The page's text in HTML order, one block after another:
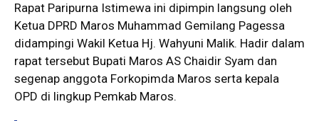
Rapat Paripurna Istimewa ini dipimpin langsung oleh
Ketua DPRD Maros Muhammad Gemilang Pagessa
didampingi Wakil Ketua Hj. Wahyuni Malik. Hadir dalam
rapat tersebut Bupati Maros AS Chaidir Syam dan
segenap anggota Forkopimda Maros serta kepala
OPD di lingkup Pemkab Maros.